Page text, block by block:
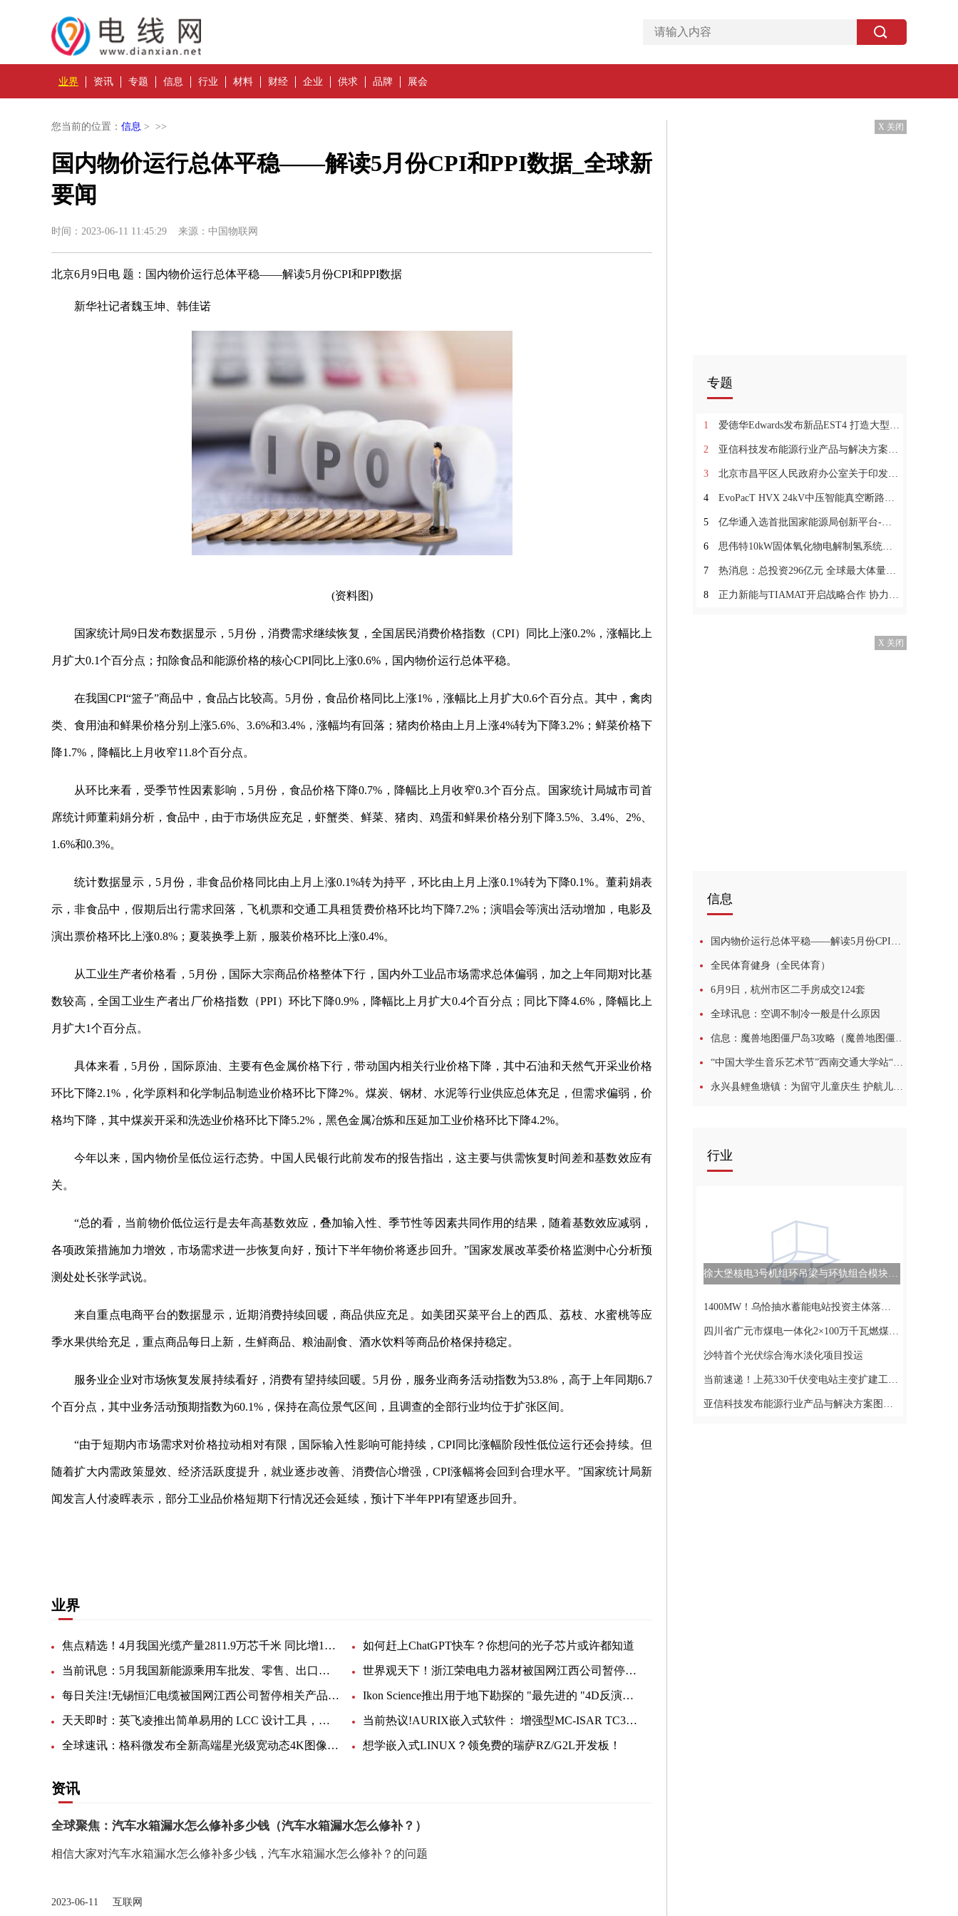
业界 资讯 专题 信息 行业 材料 财经 企业 供求 品牌 展会
您当前的位置： 信息 > >>
国内物价运行总体平稳——解读5月份CPI和PPI数据_全球新
要闻
时间：2023-06-11 11:45:29 来源：中国物联网
北京6月9日电 题：国内物价运行总体平稳——解读5月份CPI和PPI数据
新华社记者魏玉坤、韩佳诺
(资料图)
国家统计局9日发布数据显示，5月份，消费需求继续恢复，全国居民消费价格指数（CPI）同比上涨0.2%，涨幅比上
月扩大0.1个百分点；扣除食品和能源价格的核心CPI同比上涨0.6%，国内物价运行总体平稳。
在我国CPI“篮子”商品中，食品占比较高。5月份，食品价格同比上涨1%，涨幅比上月扩大0.6个百分点。其中，禽肉
类、食用油和鲜果价格分别上涨5.6%、3.6%和3.4%，涨幅均有回落；猪肉价格由上月上涨4%转为下降3.2%；鲜菜价格下
降1.7%，降幅比上月收窄11.8个百分点。
从环比来看，受季节性因素影响，5月份，食品价格下降0.7%，降幅比上月收窄0.3个百分点。国家统计局城市司首
席统计师董莉娟分析，食品中，由于市场供应充足，虾蟹类、鲜菜、猪肉、鸡蛋和鲜果价格分别下降3.5%、3.4%、2%、
1.6%和0.3%。
统计数据显示，5月份，非食品价格同比由上月上涨0.1%转为持平，环比由上月上涨0.1%转为下降0.1%。董莉娟表
示，非食品中，假期后出行需求回落，飞机票和交通工具租赁费价格环比均下降7.2%；演唱会等演出活动增加，电影及
演出票价格环比上涨0.8%；夏装换季上新，服装价格环比上涨0.4%。
从工业生产者价格看，5月份，国际大宗商品价格整体下行，国内外工业品市场需求总体偏弱，加之上年同期对比基
数较高，全国工业生产者出厂价格指数（PPI）环比下降0.9%，降幅比上月扩大0.4个百分点；同比下降4.6%，降幅比上
月扩大1个百分点。
具体来看，5月份，国际原油、主要有色金属价格下行，带动国内相关行业价格下降，其中石油和天然气开采业价格
环比下降2.1%，化学原料和化学制品制造业价格环比下降2%。煤炭、钢材、水泥等行业供应总体充足，但需求偏弱，价
格均下降，其中煤炭开采和洗选业价格环比下降5.2%，黑色金属冶炼和压延加工业价格环比下降4.2%。
今年以来，国内物价呈低位运行态势。中国人民银行此前发布的报告指出，这主要与供需恢复时间差和基数效应有
关。
“总的看，当前物价低位运行是去年高基数效应，叠加输入性、季节性等因素共同作用的结果，随着基数效应减弱，
各项政策措施加力增效，市场需求进一步恢复向好，预计下半年物价将逐步回升。”国家发展改革委价格监测中心分析预
测处处长张学武说。
来自重点电商平台的数据显示，近期消费持续回暖，商品供应充足。如美团买菜平台上的西瓜、荔枝、水蜜桃等应
季水果供给充足，重点商品每日上新，生鲜商品、粮油副食、酒水饮料等商品价格保持稳定。
服务业企业对市场恢复发展持续看好，消费有望持续回暖。5月份，服务业商务活动指数为53.8%，高于上年同期6.7
个百分点，其中业务活动预期指数为60.1%，保持在高位景气区间，且调查的全部行业均位于扩张区间。
“由于短期内市场需求对价格拉动相对有限，国际输入性影响可能持续，CPI同比涨幅阶段性低位运行还会持续。但
随着扩大内需政策显效、经济活跃度提升，就业逐步改善、消费信心增强，CPI涨幅将会回到合理水平。”国家统计局新
闻发言人付凌晖表示，部分工业品价格短期下行情况还会延续，预计下半年PPI有望逐步回升。
业界
焦点精选！4月我国光缆产量2811.9万芯千米 同比增10.3% 如何赶上ChatGPT快车？你想问的光子芯片或许都知道
当前讯息：5月我国新能源乘用车批发、零售、出口量均同比增长超50% 世界观天下！浙江荣电电力器材被国网江西公司暂停相关产品中标资格6个月
每日关注!无锡恒汇电缆被国网江西公司暂停相关产品中标资格1年 Ikon Science推出用于地下勘探的 "最先进的 "4D反演技术软件工具
天天即时：英飞凌推出简单易用的 LCC 设计工具，赋能高效 LED 驱动器设计 当前热议!AURIX嵌入式软件： 增强型MC-ISAR TC3xx MCAL增加了符合ASIL D和SIL-2标准的驱动程序，以支持AUTOSARv4.4.0
全球速讯：格科微发布全新高端星光级宽动态4K图像传感器GC8613 想学嵌入式LINUX？领免费的瑞萨RZ/G2L开发板！
资讯
全球聚焦：汽车水箱漏水怎么修补多少钱（汽车水箱漏水怎么修补？）
相信大家对汽车水箱漏水怎么修补多少钱，汽车水箱漏水怎么修补？的问题
2023-06-11 互联网
X 关闭
专题
1 爱德华Edwards发布新品EST4 打造大型生命与财产安全保护平台
2 亚信科技发布能源行业产品与解决方案图谱
3 北京市昌平区人民政府办公室关于印发《昌平区加快高新技术企业培育发展支持办法》的通知
4 EvoPacT HVX 24kV中压智能真空断路器重磅发布，续写卓越传奇
5 亿华通入选首批国家能源局创新平台-全球聚看点
6 思伟特10kW固体氧化物电解制氢系统样机完成测试 天天速看料
7 热消息：总投资296亿元 全球最大体量绿色氢氨醇一体化项目获批复
8 正力新能与TIAMAT开启战略合作 协力推进钠离子电池产业化
X 关闭
信息
国内物价运行总体平稳——解读5月份CPI和PPI数据_全球新要闻
全民体育健身（全民体育）
6月9日，杭州市区二手房成交124套
全球讯息：空调不制冷一般是什么原因
信息：魔兽地图僵尸岛3攻略（魔兽地图僵尸岛6 0）
“中国大学生音乐艺术节”西南交通大学站“破解”青春的音乐密码-世界简讯
永兴县鲤鱼塘镇：为留守儿童庆生 护航儿童成长
行业
徐大堡核电3号机组环吊梁与环轨组合模块吊装成功 世界今头条
1400MW！乌恰抽水蓄能电站投资主体落定华电新疆_天天微速讯
四川省广元市煤电一体化2×100万千瓦燃煤发电厂项目|前沿资讯
沙特首个光伏综合海水淡化项目投运
当前速递！上苑330千伏变电站主变扩建工程投运
亚信科技发布能源行业产品与解决方案图谱_环球报资讯